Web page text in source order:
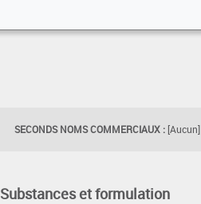
SECONDS NOMS COMMERCIAUX : [Aucun]
Substances et formulation